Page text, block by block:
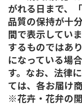
がれる日まで、
品質の保持が十
間で表示してい
するものではあ
になっている場
す。なお、法律
ては、各お届け
※花卉・花弁の